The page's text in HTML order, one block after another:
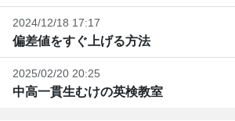
2024/12/18 17:17
偏差値をすぐ上げる方法
2025/02/20 20:25
中高一貫生むけの英検教室